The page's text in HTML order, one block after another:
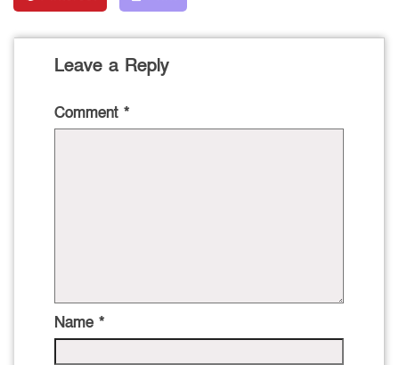
Leave a Reply
Comment *
Name *